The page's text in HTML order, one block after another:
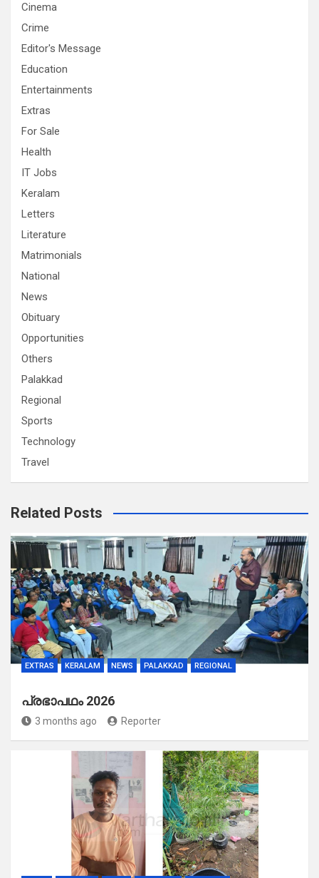
Cinema
Crime
Editor's Message
Education
Entertainments
Extras
For Sale
Health
IT Jobs
Keralam
Letters
Literature
Matrimonials
National
News
Obituary
Opportunities
Others
Palakkad
Regional
Sports
Technology
Travel
Related Posts
EXTRAS KERALAM NEWS PALAKKAD REGIONAL
പ്രഭാപഥം 2026
3 months ago Reporter